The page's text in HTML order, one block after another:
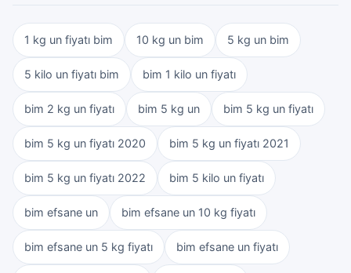
1 kg un fiyatı bim 10 kg un bim 5 kg un bim
5 kilo un fiyatı bim bim 1 kilo un fiyatı
bim 2 kg un fiyatı bim 5 kg un bim 5 kg un fiyatı
bim 5 kg un fiyatı 2020 bim 5 kg un fiyatı 2021
bim 5 kg un fiyatı 2022 bim 5 kilo un fiyatı
bim efsane un bim efsane un 10 kg fiyatı
bim efsane un 5 kg fiyatı bim efsane un fiyatı